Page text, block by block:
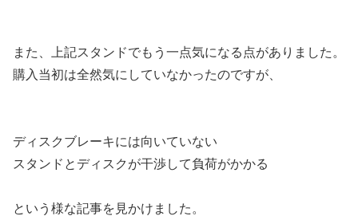
また、上記スタンドでもう一点気になる点がありました。
購入当初は全然気にしていなかったのですが、
ディスクブレーキには向いていない
スタンドとディスクが干渉して負荷がかかる
という様な記事を見かけました。